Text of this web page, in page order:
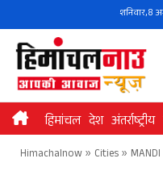
to
content
शनिवार, 8
हिमांचल देश अंतर्राष्ट्रीय
Himachalnow» Cities» MANDI